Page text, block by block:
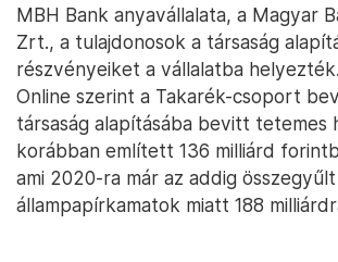
MBH Bank anyavállalata, a Magyar
Zrt., a tulajdonosok a társaság
részvényeiket a vállalatba
Online szerint a Takarék-csoport
társaság alapításába bevitt tetemes
korábban említett 136 milliárd
ami 2020-ra már az addig összegyűlt
állampapírkamatok miatt 188